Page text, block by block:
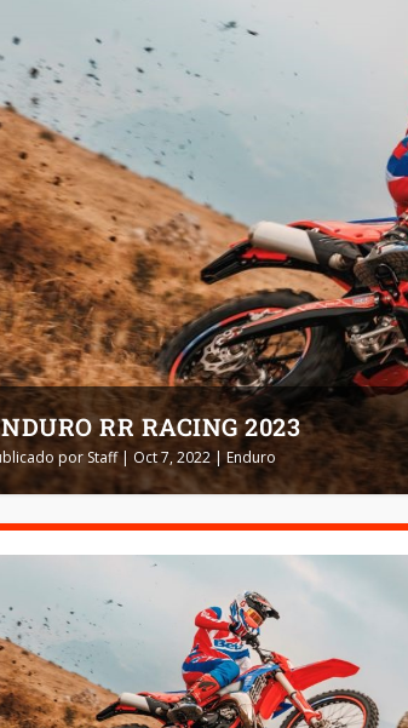
RR RACING 2023
por Staff| Oct 7, 2022|Enduro